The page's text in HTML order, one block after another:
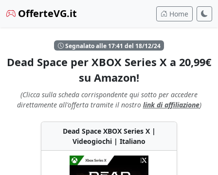
OfferteVG.it Home
Segnalato alle 17:41 del 18/12/24
Dead Space per XBOX Series X a 20,99€
su Amazon!
(Clicca sulla scheda corrispondente qui sotto per accedere
direttamente all'offerta tramite il nostro link di affiliazione)
Dead Space XBOX Series X |
Videogiochi | Italiano